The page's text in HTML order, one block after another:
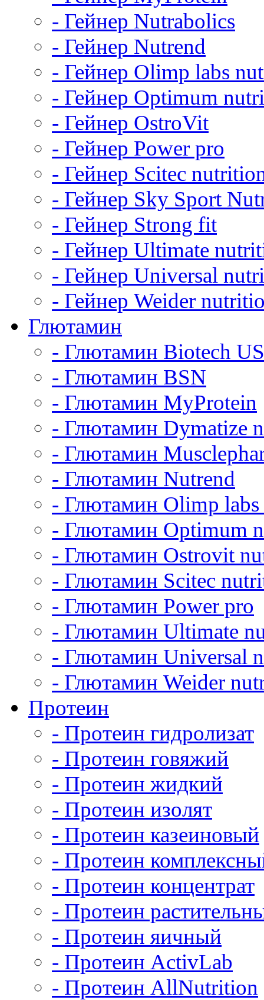
- Гейнер Nutrabolics
- Гейнер Nutrend
- Гейнер Olimp labs
- Гейнер Optimum
- Гейнер OstroVit
- Гейнер Power pro
- Гейнер Scitec
- Гейнер Sky Sport
- Гейнер Strong fit
- Гейнер Ultimate
- Гейнер Universal
- Гейнер Weider
Глютамин
- Глютамин Biotech
- Глютамин BSN
- Глютамин MyProtein
- Глютамин Dymatize
- Глютамин
- Глютамин Nutrend
- Глютамин Olimp
- Глютамин Optimum
- Глютамин Ostrovit
- Глютамин Scitec
- Глютамин Power pro
- Глютамин Ultimate
- Глютамин Universal
- Глютамин Weider
Протеин
- Протеин гидролизат
- Протеин говяжий
- Протеин жидкий
- Протеин изолят
- Протеин казеиновый
- Протеин
- Протеин концентрат
- Протеин
- Протеин яичный
- Протеин ActivLab
- Протеин AllNutrition